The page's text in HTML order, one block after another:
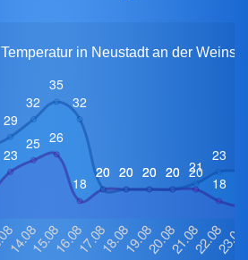
Temperatur in Neustadt an der